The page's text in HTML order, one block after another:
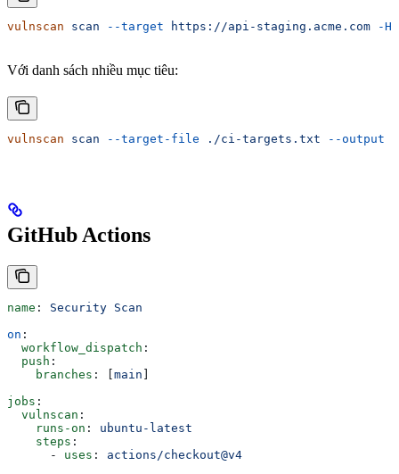
vulnscan scan --target https://api-staging.acme.com -H
Với danh sách nhiều mục tiêu:
vulnscan scan --target-file ./ci-targets.txt --output
GitHub Actions
name : Security Scan
on :
  workflow_dispatch
:
  push
:
    branches
: [ main
jobs :
  vulnscan
:
    runs-on
: ubuntu-latest
    steps
:
      -
uses : actions/checkout@v4